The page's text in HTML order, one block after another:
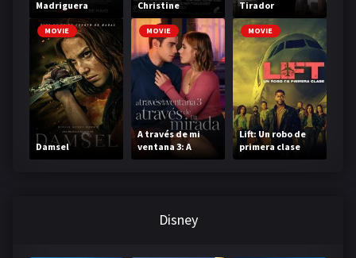
Madriguera Christine Tirador
MOVIE
Damsel
MOVIE
A través de mi
ventana 3: A
través de tu
MOVIE
Lift: Un robo de
primera clase
Disney